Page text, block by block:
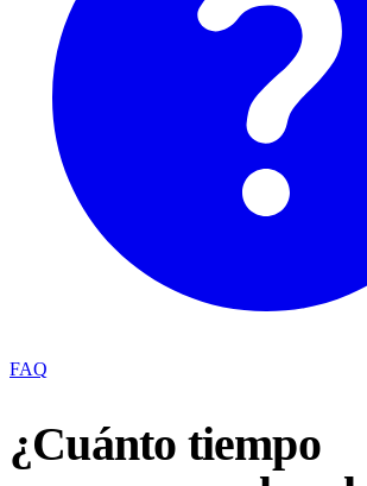
FAQ
¿Cuánto tiempo